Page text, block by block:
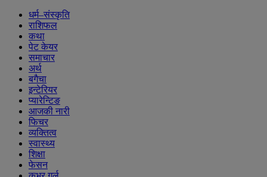
धर्म–संस्कृति
राशिफल
कथा
पेट केयर
समाचार
अर्थ
बगैचा
इन्टेरियर
प्यारेन्टिङ
आजकी नारी
फिचर
व्यक्तित्व
स्वास्थ्य
शिक्षा
फेसन